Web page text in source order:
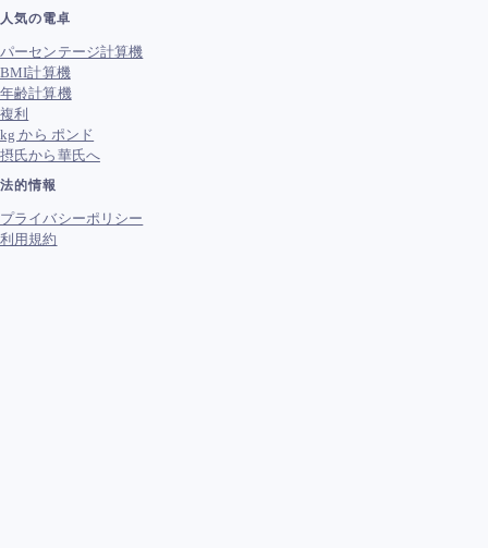
人気の電卓
パーセンテージ計算機
BMI計算機
年齢計算機
複利
kg から ポンド
摂氏から華氏へ
法的情報
プライバシーポリシー
利用規約